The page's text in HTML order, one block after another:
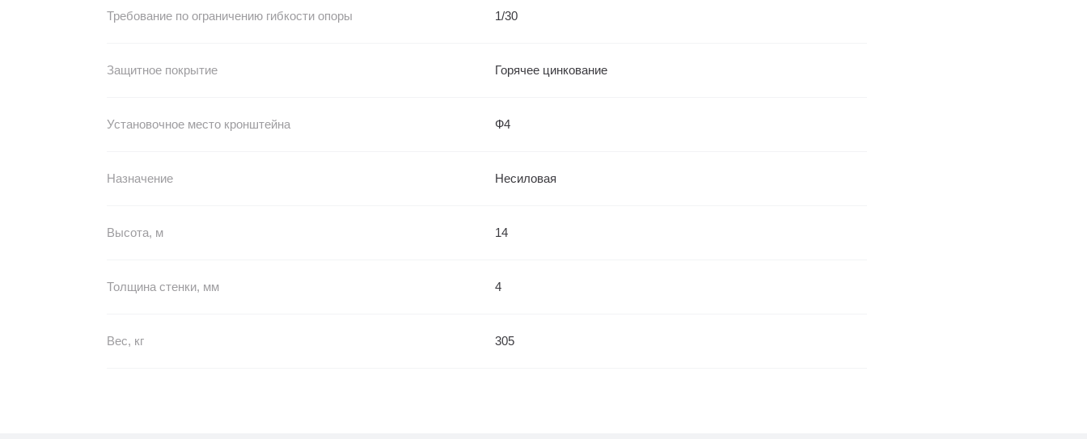
Требование по ограничению гибкости опоры 1/30
Защитное покрытие Горячее цинкование
Установочное место кронштейна Ф4
Назначение Несиловая
Высота, м 14
Толщина стенки, мм 4
Вес, кг 305